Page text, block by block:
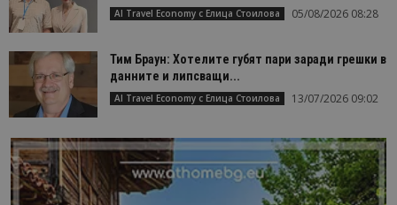
AI Travel Economy с Елица Стоилова 05/08/2026 08:28
Тим Браун: Хотелите губят пари заради грешки в
данните и липсващи...
AI Travel Economy с Елица Стоилова 13/07/2026 09:02